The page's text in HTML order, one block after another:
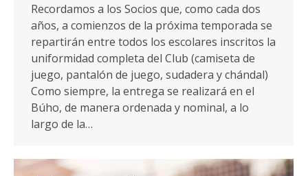
Recordamos a los Socios que, como cada dos
años, a comienzos de la próxima temporada se
repartirán entre todos los escolares inscritos la
uniformidad completa del Club (camiseta de
juego, pantalón de juego, sudadera y chándal)
Como siempre, la entrega se realizará en el
Búho, de manera ordenada y nominal, a lo
largo de la…